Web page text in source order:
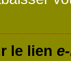
le lien